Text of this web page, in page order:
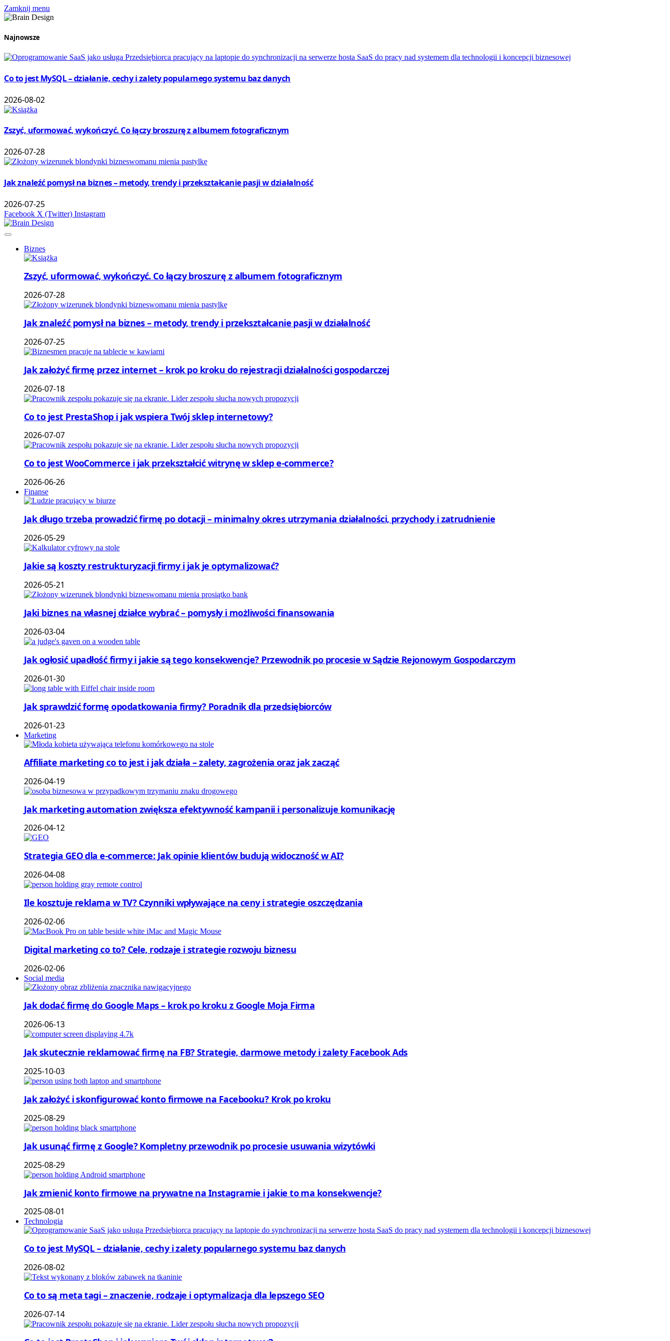
Zamknij menu
Najnowsze
Co to jest MySQL – działanie, cechy i zalety popularnego systemu baz danych
2026-08-02
Zszyć, uformować, wykończyć. Co łączy broszurę z albumem fotograficznym
2026-07-28
Jak znaleźć pomysł na biznes – metody, trendy i przekształcanie pasji w działalność
2026-07-25
Facebook X (Twitter) Instagram
Biznes
Zszyć, uformować, wykończyć. Co łączy broszurę z albumem fotograficznym
2026-07-28
Jak znaleźć pomysł na biznes – metody, trendy i przekształcanie pasji w działalność
2026-07-25
Jak założyć firmę przez internet – krok po kroku do rejestracji działalności gospodarczej
2026-07-18
Co to jest PrestaShop i jak wspiera Twój sklep internetowy?
2026-07-07
Co to jest WooCommerce i jak przekształcić witrynę w sklep e-commerce?
2026-06-26
Finanse
Jak długo trzeba prowadzić firmę po dotacji – minimalny okres utrzymania działalności, przychody i zatrudnienie
2026-05-29
Jakie są koszty restrukturyzacji firmy i jak je optymalizować?
2026-05-21
Jaki biznes na własnej działce wybrać – pomysły i możliwości finansowania
2026-03-04
Jak ogłosić upadłość firmy i jakie są tego konsekwencje? Przewodnik po procesie w Sądzie Rejonowym Gospodarczym
2026-01-30
Jak sprawdzić formę opodatkowania firmy? Poradnik dla przedsiębiorców
2026-01-23
Marketing
Affiliate marketing co to jest i jak działa – zalety, zagrożenia oraz jak zacząć
2026-04-19
Jak marketing automation zwiększa efektywność kampanii i personalizuje komunikację
2026-04-12
Strategia GEO dla e-commerce: Jak opinie klientów budują widoczność w AI?
2026-04-08
Ile kosztuje reklama w TV? Czynniki wpływające na ceny i strategie oszczędzania
2026-02-06
Digital marketing co to? Cele, rodzaje i strategie rozwoju biznesu
2026-02-06
Social media
Jak dodać firmę do Google Maps – krok po kroku z Google Moja Firma
2026-06-13
Jak skutecznie reklamować firmę na FB? Strategie, darmowe metody i zalety Facebook Ads
2025-10-03
Jak założyć i skonfigurować konto firmowe na Facebooku? Krok po kroku
2025-08-29
Jak usunąć firmę z Google? Kompletny przewodnik po procesie usuwania wizytówki
2025-08-29
Jak zmienić konto firmowe na prywatne na Instagramie i jakie to ma konsekwencje?
2025-08-01
Technologia
Co to jest MySQL – działanie, cechy i zalety popularnego systemu baz danych
2026-08-02
Co to są meta tagi – znaczenie, rodzaje i optymalizacja dla lepszego SEO
2026-07-14